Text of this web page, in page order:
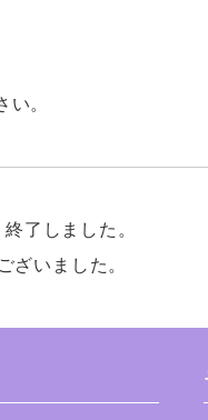
。
了しました。
ざいました。